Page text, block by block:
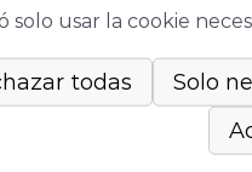
solo usar la cookie